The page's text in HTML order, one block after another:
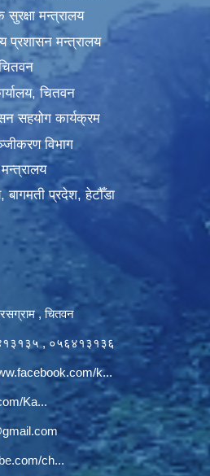
मन्त्रालय
प्रशासन मन्त्रालय
चितवन
सहयोग कार्यक्रम
विभाग
बागमती प्रदेश, हेटौँडा
, चितवन
, ०५६४१३१३६
k...
Ka...
ch...